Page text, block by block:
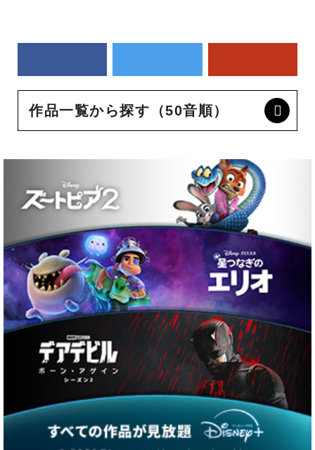
作品一覧から探す（50音順）